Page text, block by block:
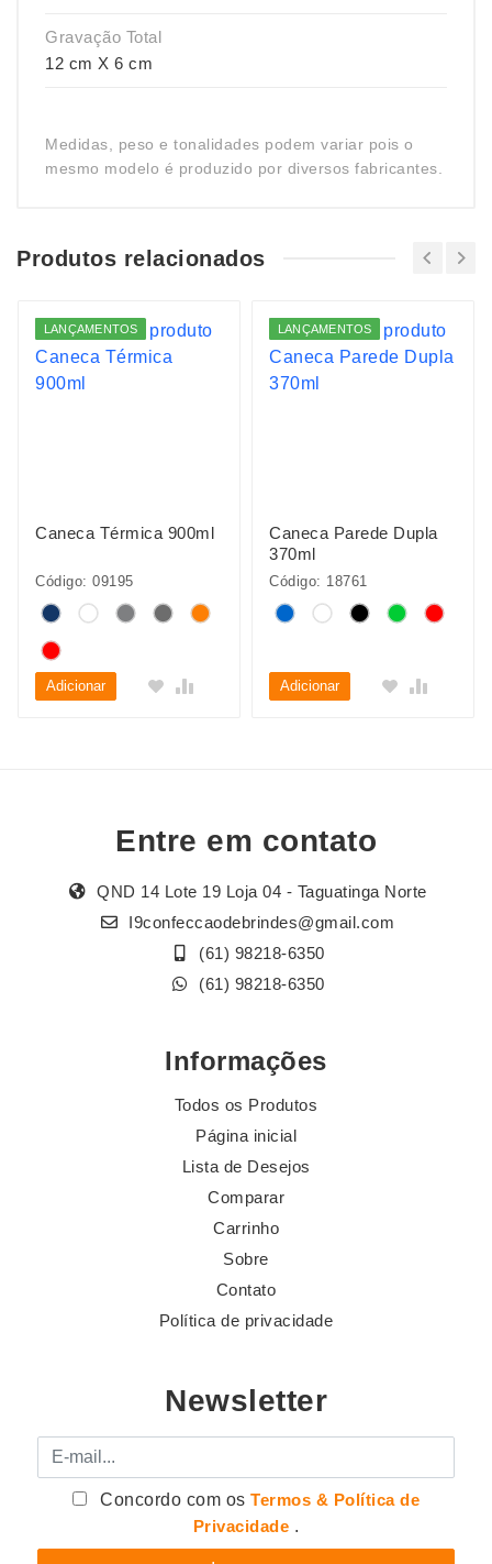
Gravação Total
12 cm X 6 cm
Medidas, peso e tonalidades podem variar pois o
mesmo modelo é produzido por diversos fabricantes.
Produtos relacionados
LANÇAMENTOS
Caneca Térmica 900ml
Código: 09195
Adicionar
LANÇAMENTOS
Caneca Parede Dupla
370ml
Código: 18761
Adicionar
Entre em contato
QND 14 Lote 19 Loja 04 - Taguatinga Norte
I9confeccaodebrindes@gmail.com
(61) 98218-6350
(61) 98218-6350
Informações
Todos os Produtos
Página inicial
Lista de Desejos
Comparar
Carrinho
Sobre
Contato
Política de privacidade
Newsletter
E-mail
Concordo com osTermos & Política de
Privacidade .